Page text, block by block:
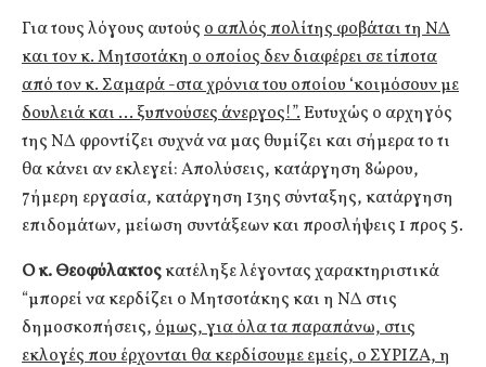
Για τους λόγους αυτούςο απλός πολίτης φοβάται τη ΝΔ
και τον κ. Μητσοτάκη ο οποίος δεν διαφέρει σε τίποτα
από τον κ. Σαμαρά -στα χρόνια του οποίου ‘κοιμόσουν με
δουλειά και … ξυπνούσες άνεργος!”.Ευτυχώς ο αρχηγός
της ΝΔ φροντίζει συχνά να μας θυμίζει και σήμερα το τι
θα κάνει αν εκλεγεί: Απολύσεις, κατάργηση 8ώρου,
7ήμερη εργασία, κατάργηση 13ης σύνταξης, κατάργηση
επιδομάτων, μείωση συντάξεων και προσλήψεις 1 προς 5.
Ο κ. Θεοφύλακτοςκατέληξε λέγοντας χαρακτηριστικά
“μπορεί να κερδίζει ο Μητσοτάκης και η ΝΔ στις
δημοσκοπήσεις,όμως, για όλα τα παραπάνω, στις
εκλογές που έρχονται θα κερδίσουμε εμείς, ο ΣΥΡΙΖΑ, η